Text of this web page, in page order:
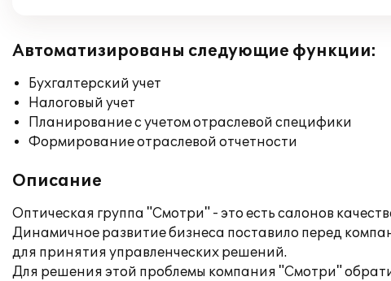
Автоматизированы следующие функции:
Бухгалтерский учет
Налоговый учет
Планирование с учетом отраслевой специфики
Формирование отраслевой отчетности
Описание
Оптическая группа "Смотри" - это есть салонов
Динамичное развитие бизнеса поставило перед
для принятия управленческих решений.
Для решения этой проблемы компания "Смотри"